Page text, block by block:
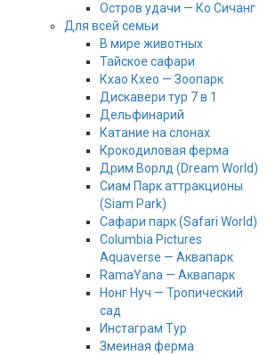
Остров удачи — Ко Сичанг
Для всей семьи
В мире животных
Тайское сафари
Кхао Кхео — Зоопарк
Дискавери тур 7 в 1
Дельфинарий
Катание на слонах
Крокодиловая ферма
Дрим Ворлд (Dream World)
Сиам Парк аттракционы
(Siam Park)
Сафари парк (Safari World)
Columbia Pictures
Aquaverse — Аквапарк
RamaYana — Аквапарк
Нонг Нуч — Тропический
сад
Инстаграм Тур
Змеиная ферма